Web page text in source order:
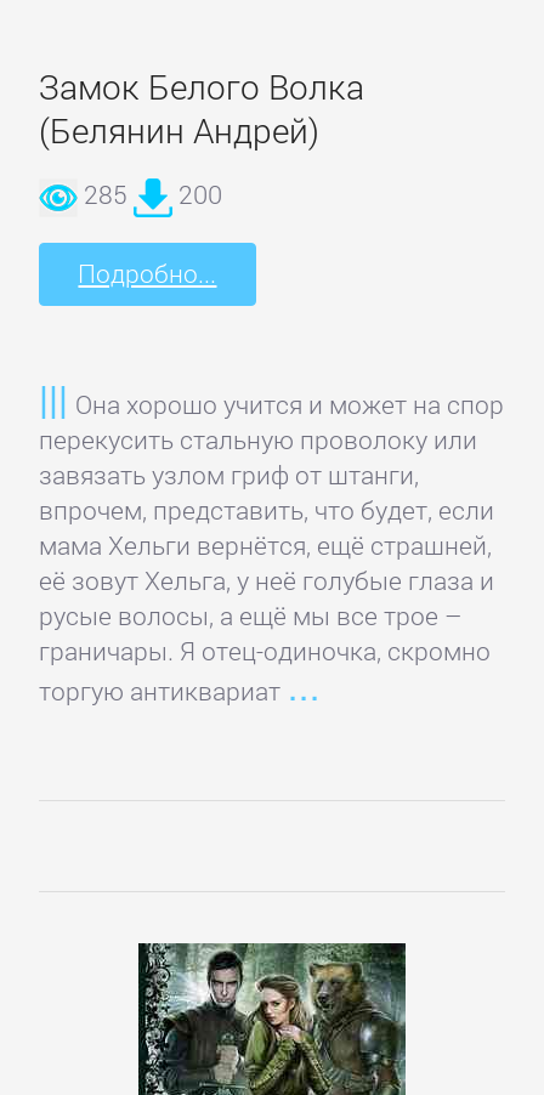
Замок Белого Волка
(Белянин Андрей)
285 200
Подробно...
Она хорошо учится и может на спор
перекусить стальную проволоку или
завязать узлом гриф от штанги,
впрочем, представить, что будет, если
мама Хельги вернётся, ещё страшней,
её зовут Хельга, у неё голубые глаза и
русые волосы, а ещё мы все трое –
граничары. Я отец-одиночка, скромно
торгую антиквариат
Зарубежная
фантастика
Зарубежное
фэнтези
детективы
Зарубежные
любовные
романы
Зарубежные
приключения
литература
ИСКУССТВО